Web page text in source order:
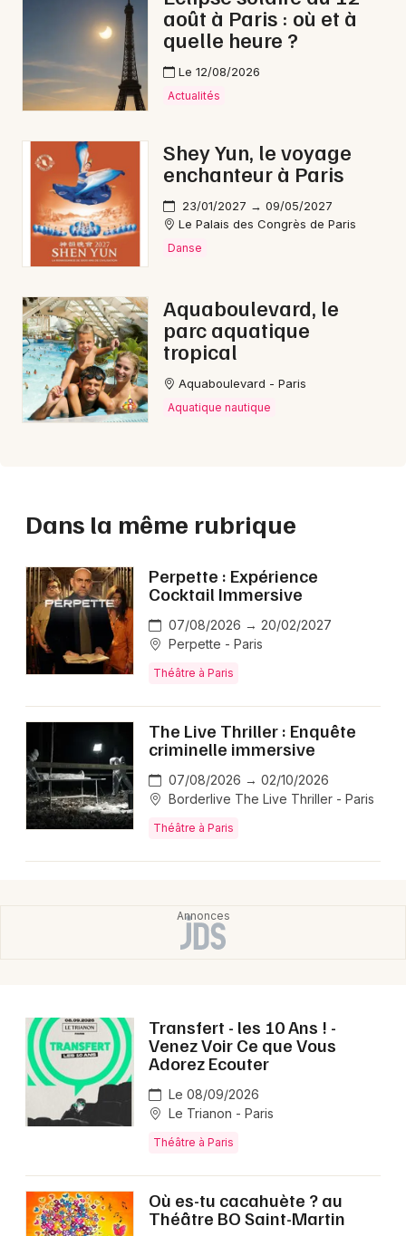
août à Paris : où et à
quelle heure ?
Le 12/08/2026
Actualités
Shey Yun, le voyage
enchanteur à Paris
23/01/2027 → 09/05/2027
Le Palais des Congrès de Paris
Danse
Aquaboulevard, le
parc aquatique
tropical
Aquaboulevard - Paris
Aquatique nautique
Dans la même rubrique
Perpette : Expérience
Cocktail Immersive
07/08/2026 → 20/02/2027
Perpette - Paris
Théâtre à Paris
The Live Thriller : Enquête
criminelle immersive
07/08/2026 → 02/10/2026
Borderlive The Live Thriller - Paris
Théâtre à Paris
Transfert - les 10 Ans ! -
Venez Voir Ce que Vous
Adorez Ecouter
Le 08/09/2026
Le Trianon - Paris
Théâtre à Paris
Où es-tu cacahuète ? au
Théâtre BO Saint-Martin